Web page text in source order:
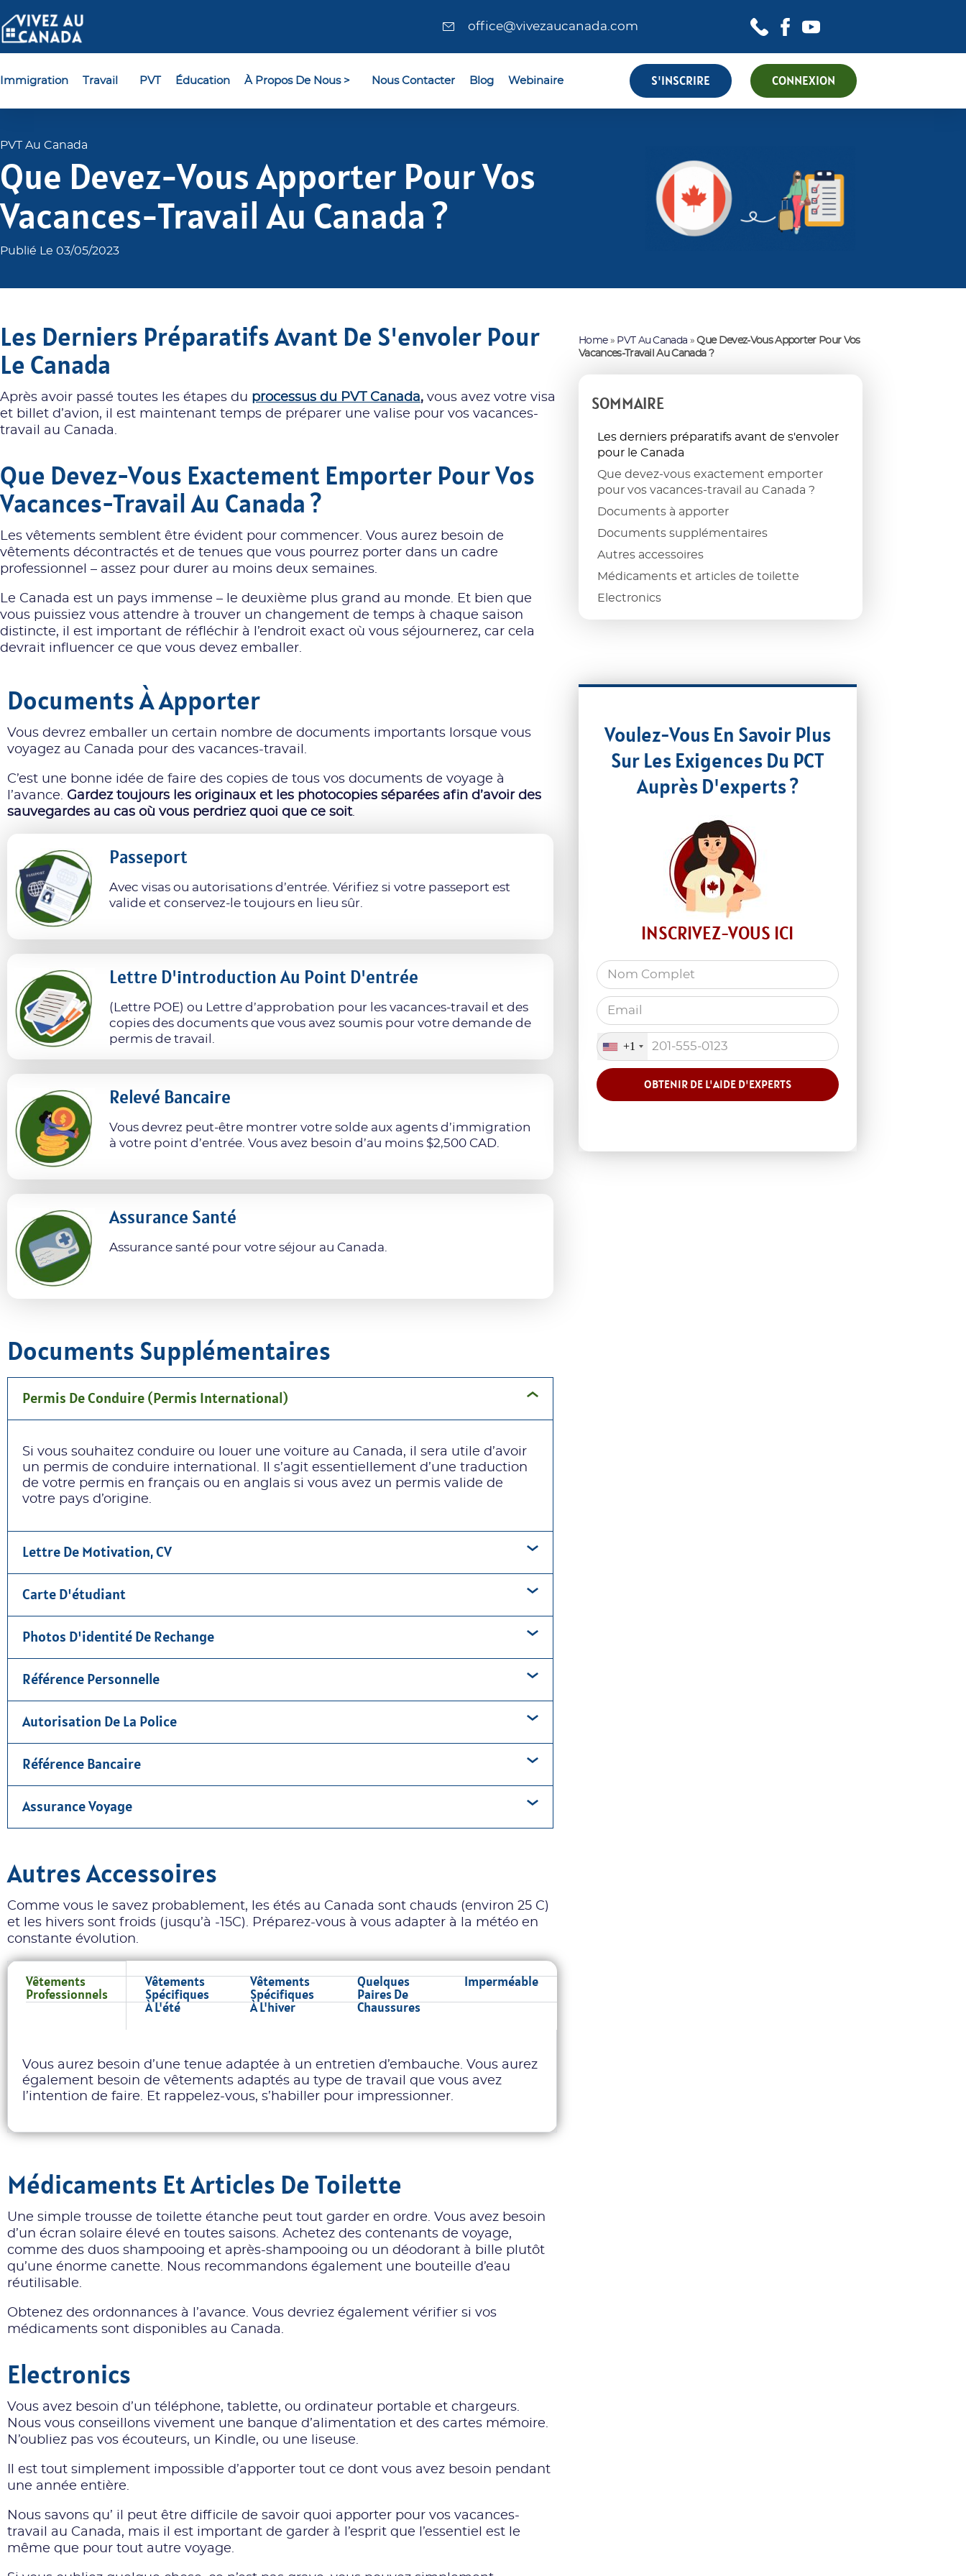
office@vivezaucanada.com
Immigration Travail PVT Éducation À Propos De Nous > Nous Contacter Blog Webinaire S'INSCRIRE CONNEXION
PVT Au Canada
Que Devez-Vous Apporter Pour Vos
Vacances-Travail Au Canada ?
Publié Le 03/05/2023
Les Derniers Préparatifs Avant De S'envoler Pour
Le Canada
Après avoir passé toutes les étapes du processus du PVT Canada, vous avez votre visa
et billet d’avion, il est maintenant temps de préparer une valise pour vos vacances-
travail au Canada.
Que Devez-Vous Exactement Emporter Pour Vos
Vacances-Travail Au Canada ?
Les vêtements semblent être évident pour commencer. Vous aurez besoin de
vêtements décontractés et de tenues que vous pourrez porter dans un cadre
professionnel – assez pour durer au moins deux semaines.
Le Canada est un pays immense – le deuxième plus grand au monde. Et bien que
vous puissiez vous attendre à trouver un changement de temps à chaque saison
distincte, il est important de réfléchir à l’endroit exact où vous séjournerez, car cela
devrait influencer ce que vous devez emballer.
Home» PVT Au Canada »Que Devez-Vous Apporter Pour Vos
Vacances-Travail Au Canada ?
SOMMAIRE
Les derniers préparatifs avant de s'envoler
pour le Canada
Que devez-vous exactement emporter
pour vos vacances-travail au Canada ?
Documents à apporter
Documents supplémentaires
Autres accessoires
Médicaments et articles de toilette
Electronics
Documents À Apporter
Vous devrez emballer un certain nombre de documents importants lorsque vous
voyagez au Canada pour des vacances-travail.
C’est une bonne idée de faire des copies de tous vos documents de voyage à
l’avance. Gardez toujours les originaux et les photocopies séparées afin d’avoir des
sauvegardes au cas où vous perdriez quoi que ce soit.
Passeport
Avec visas ou autorisations d’entrée. Vérifiez si votre passeport est
valide et conservez-le toujours en lieu sûr.
Lettre D'introduction Au Point D'entrée
(Lettre POE) ou Lettre d’approbation pour les vacances-travail et des
copies des documents que vous avez soumis pour votre demande de
permis de travail.
Relevé Bancaire
Vous devrez peut-être montrer votre solde aux agents d’immigration
à votre point d’entrée. Vous avez besoin d’au moins $2,500 CAD.
Assurance Santé
Assurance santé pour votre séjour au Canada.
Documents Supplémentaires
Permis De Conduire (permis International)
Si vous souhaitez conduire ou louer une voiture au Canada, il sera utile d’avoir
un permis de conduire international. Il s’agit essentiellement d’une traduction
de votre permis en français ou en anglais si vous avez un permis valide de
votre pays d’origine.
Lettre De Motivation, CV
Carte D'étudiant
Photos D'identité De Rechange
Référence Personnelle
Autorisation De La Police
Référence Bancaire
Assurance Voyage
Autres Accessoires
Comme vous le savez probablement, les étés au Canada sont chauds (environ 25 C)
et les hivers sont froids (jusqu’à -15C). Préparez-vous à vous adapter à la météo en
constante évolution.
Vêtements
Professionnels
Vêtements
Spécifiques
À L'été
Vêtements
Spécifiques
À L'hiver
Quelques
Paires De
Chaussures
Imperméable
Vous aurez besoin d’une tenue adaptée à un entretien d’embauche. Vous aurez
également besoin de vêtements adaptés au type de travail que vous avez
l’intention de faire. Et rappelez-vous, s’habiller pour impressionner.
Médicaments Et Articles De Toilette
Une simple trousse de toilette étanche peut tout garder en ordre. Vous avez besoin
d’un écran solaire élevé en toutes saisons. Achetez des contenants de voyage,
comme des duos shampooing et après-shampooing ou un déodorant à bille plutôt
qu’une énorme canette. Nous recommandons également une bouteille d’eau
réutilisable.
Obtenez des ordonnances à l’avance. Vous devriez également vérifier si vos
médicaments sont disponibles au Canada.
Electronics
Vous avez besoin d’un téléphone, tablette, ou ordinateur portable et chargeurs.
Nous vous conseillons vivement une banque d’alimentation et des cartes mémoire.
N’oubliez pas vos écouteurs, un Kindle, ou une liseuse.
Il est tout simplement impossible d’apporter tout ce dont vous avez besoin pendant
une année entière.
Nous savons qu’ il peut être difficile de savoir quoi apporter pour vos vacances-
travail au Canada, mais il est important de garder à l’esprit que l’essentiel est le
même que pour tout autre voyage.
Voulez-Vous En Savoir Plus
Sur Les Exigences Du PCT
Auprès D'experts ?
INSCRIVEZ-VOUS ICI
+1
OBTENIR DE L'AIDE D'EXPERTS